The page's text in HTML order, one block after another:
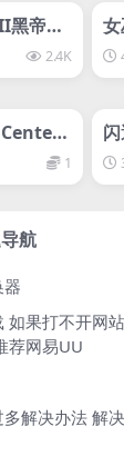
svip专属
黑帝斯
2.4K
St 1
航
如果打不开网
荐网易UU
解决办法 解